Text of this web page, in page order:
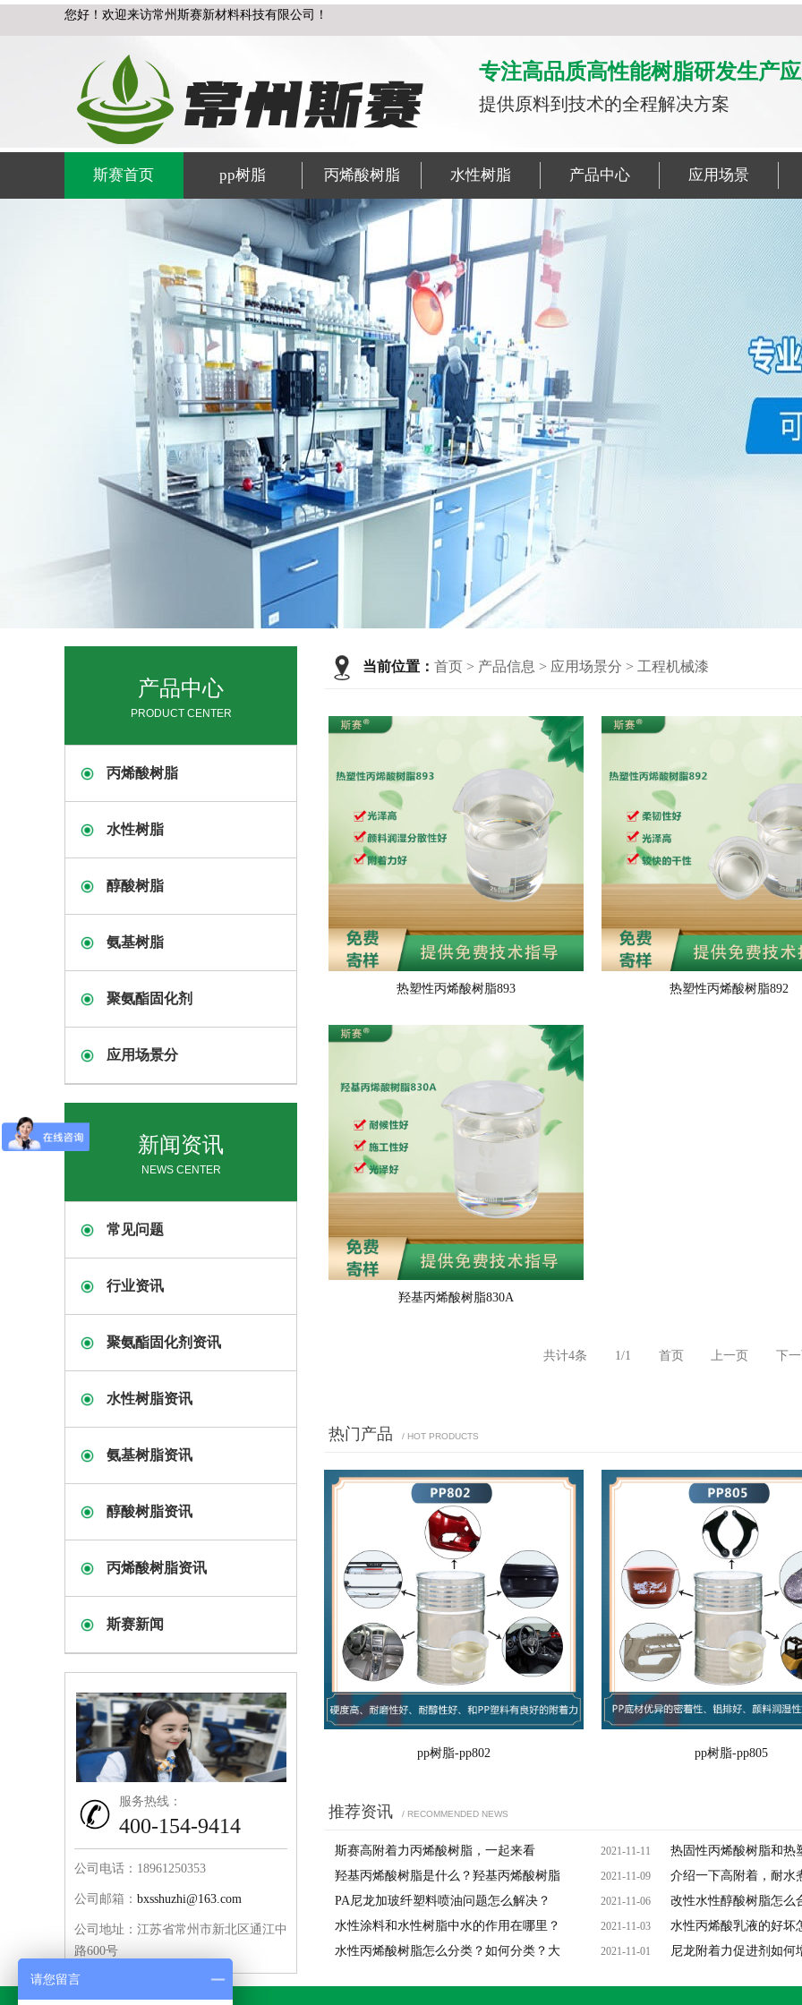
您好！欢迎来访常州斯赛新材料科技有限公司！
专注高品质高性能树脂研发生产
提供原料到技术的全程解决方案
斯赛首页 pp树脂 丙烯酸树脂 水性树脂 产品中心 应用场景
当前位置： 首页 > 产品信息 > 应用场景分 > 工程机械漆
热塑性丙烯酸树脂893 热塑性丙烯酸树脂892
羟基丙烯酸树脂830A
共计4条 1/1 首页 上一页 下
热门产品 / HOT PRODUCTS
pp树脂-pp802 pp树脂-pp805
推荐资讯 / RECOMMENDED NEWS
2021-11-11
斯赛高附着力丙烯酸树脂，一起来看 热固性丙烯酸树脂和热
2021-11-09
羟基丙烯酸树脂是什么？羟基丙烯酸树脂 介绍一下高附着，耐水
2021-11-06
PA尼龙加玻纤塑料喷油问题怎么解决？ 改性水性醇酸树脂怎么
2021-11-03
水性涂料和水性树脂中水的作用在哪里？ 水性丙烯酸乳液的好坏
2021-11-01
水性丙烯酸树脂怎么分类？如何分类？大 尼龙附着力促进剂如何
产品中心
PRODUCT CENTER
丙烯酸树脂
水性树脂
醇酸树脂
氨基树脂
聚氨酯固化剂
应用场景分
新闻资讯
NEWS CENTER
常见问题
行业资讯
聚氨酯固化剂资讯
水性树脂资讯
氨基树脂资讯
醇酸树脂资讯
丙烯酸树脂资讯
斯赛新闻
服务热线：
400-154-9414
公司电话：18961250353
公司邮箱： bxsshuzhi@163.com
公司地址：江苏省常州市新北区通江中
路600号
请您留言